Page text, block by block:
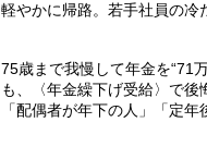
軽やかに帰路。若手社員の冷
75歳まで我慢して年金を“71
も、〈年金繰下げ受給〉で後
「配偶者が年下の人」「定年